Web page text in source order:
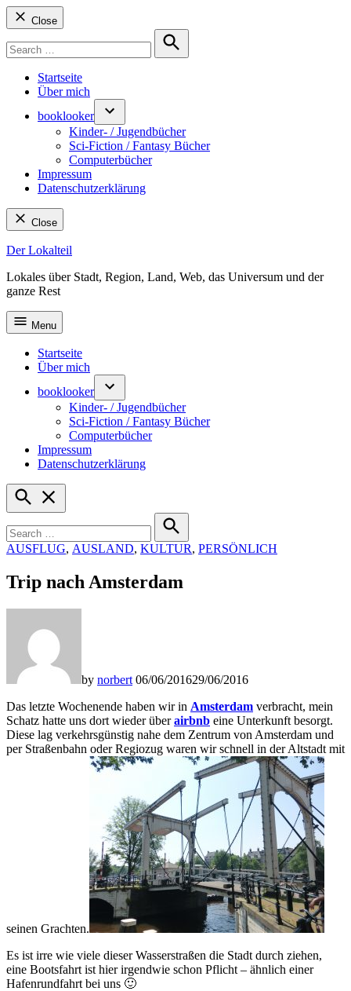
Close
for:
Search
Startseite
Über mich
booklooker
Kinder- / Jugendbücher
Sci-Fiction / Fantasy Bücher
Computerbücher
Impressum
Datenschutzerklärung
Close
Skip
content
Der Lokalteil
Lokales über Stadt, Region, Land, Web, das Universum und der
ganze Rest
Menu
Startseite
Über mich
booklooker
Kinder- / Jugendbücher
Sci-Fiction / Fantasy Bücher
Computerbücher
Impressum
Datenschutzerklärung
Open
Search
for:
Search
POSTED
AUSFLUG, AUSLAND, KULTUR, PERSÖNLICH
Trip nach Amsterdam
by norbert 06/06/201629/06/2016
Das letzte Wochenende haben wir in Amsterdam verbracht, mein
Schatz hatte uns dort wieder überairbnb eine Unterkunft besorgt.
Diese lag verkehrsgünstig nahe dem Zentrum von Amsterdam und
per Straßenbahn oder Regiozug waren wir schnell in der Altstadt mit
seinen Grachten.
Es ist irre wie viele dieser Wasserstraßen die Stadt durch ziehen,
eine Bootsfahrt ist hierirgendwie schon Pflicht – ähnlich einer
Hafenrundfahrt bei uns 🙂